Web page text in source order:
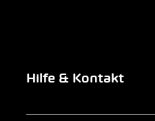
Hilfe & Kontakt